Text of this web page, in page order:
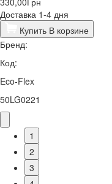
Доставка 1-4 дня
Купить В корзине
Бренд:
Код:
Eco-Flex
50LG0221
1
2
3